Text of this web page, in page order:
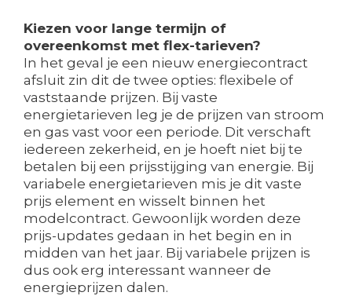
Kiezen voor lange termijn of
overeenkomst met flex-tarieven?
In het geval je een nieuw energiecontract
afsluit zin dit de twee opties: flexibele of
vaststaande prijzen. Bij vaste
energietarieven leg je de prijzen van stroom
en gas vast voor een periode. Dit verschaft
iedereen zekerheid, en je hoeft niet bij te
betalen bij een prijsstijging van energie. Bij
variabele energietarieven mis je dit vaste
prijs element en wisselt binnen het
modelcontract. Gewoonlijk worden deze
prijs-updates gedaan in het begin en in
midden van het jaar. Bij variabele prijzen is
dus ook erg interessant wanneer de
energieprijzen dalen.